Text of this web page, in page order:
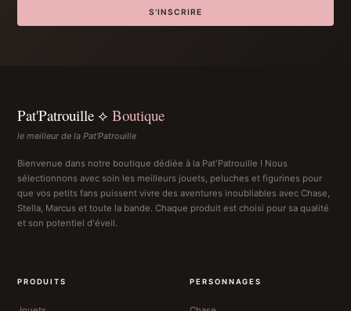
S'INSCRIRE
Pat'Patrouille ⟡ Boutique
le meilleur de la Pat'Patrouille
Bienvenue dans notre boutique dédiée à la Pat'Patrouille ! Nous
sélectionnons avec soin les meilleurs jouets, peluches et figurines pour
que vos petits fans puissent vivre des aventures inoubliables avec Chase,
Stella, Marcus et toute la bande. Chaque produit est choisi pour sa qualité
et son potentiel d'éveil.
PRODUITS PERSONNAGES